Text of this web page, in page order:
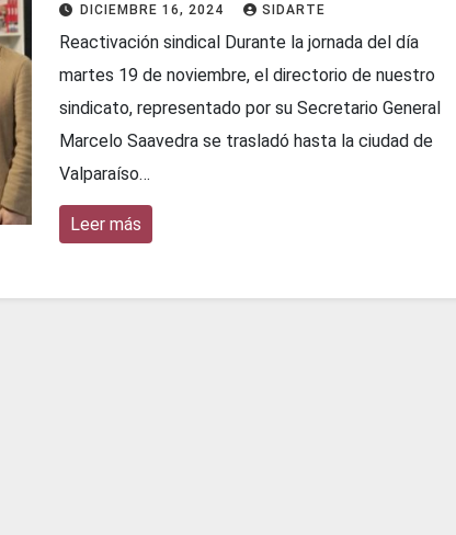
DICIEMBRE 16, 2024 SIDARTE
Reactivación sindical Durante la jornada del día
martes 19 de noviembre, el directorio de nuestro
sindicato, representado por su Secretario General
Marcelo Saavedra se trasladó hasta la ciudad de
Valparaíso…
Leer más